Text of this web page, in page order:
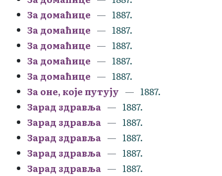
За домаћице
1887.
За домаћице
1887.
За домаћице
1887.
За домаћице
1887.
За домаћице
1887.
За оне, које путују
1887.
Зарад здравља
1887.
Зарад здравља
1887.
Зарад здравља
1887.
Зарад здравља
1887.
Зарад здравља
1887.